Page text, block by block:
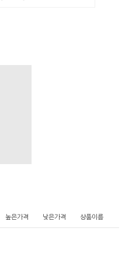
높은가격 낮은가격 상품이름